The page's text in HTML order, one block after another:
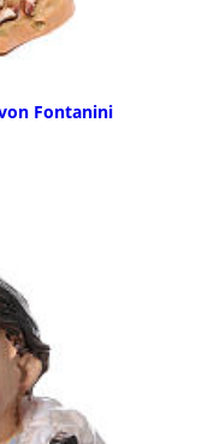
Fontanini